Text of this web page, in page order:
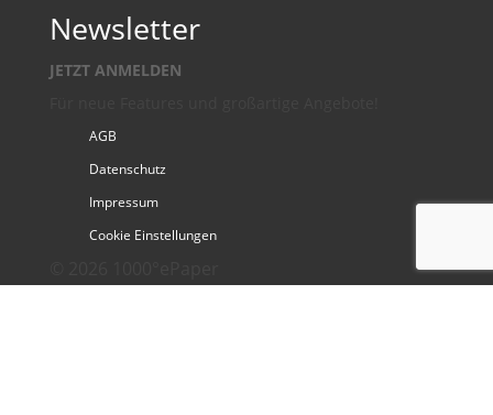
Newsletter
JETZT ANMELDEN
AGB
Datenschutz
Impressum
Cookie Einstellungen